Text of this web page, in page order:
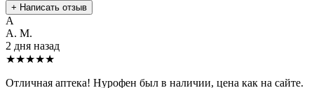
+ Написать отзыв
А
А. М.
2 дня назад
★★★★★
Отличная аптека! Нурофен был в наличии, цена как на сайте.